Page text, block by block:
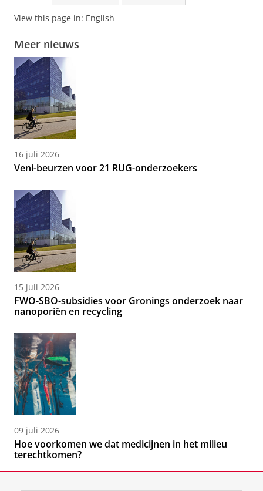
View this page in: English
Meer nieuws
16 juli 2026
Veni-beurzen voor 21 RUG-onderzoekers
15 juli 2026
FWO-SBO-subsidies voor Gronings onderzoek naar
nanoporiën en recycling
09 juli 2026
Hoe voorkomen we dat medicijnen in het milieu
terechtkomen?